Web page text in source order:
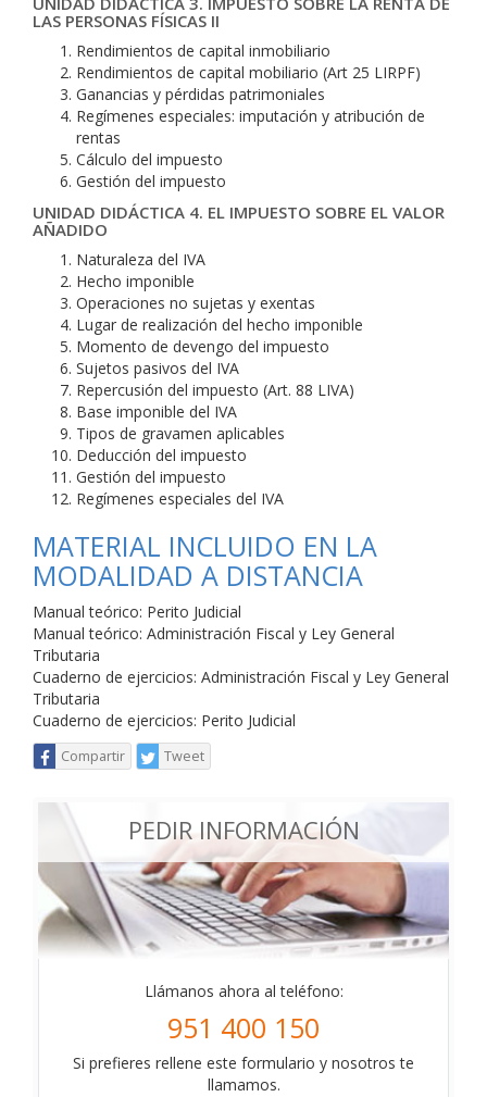
LAS PERSONAS FÍSICAS II
Rendimientos de capital inmobiliario
Rendimientos de capital mobiliario (Art 25 LIRPF)
Ganancias y pérdidas patrimoniales
Regímenes especiales: imputación y atribución de
rentas
Cálculo del impuesto
Gestión del impuesto
UNIDAD DIDÁCTICA 4. EL IMPUESTO SOBRE EL VALOR
AÑADIDO
Naturaleza del IVA
Hecho imponible
Operaciones no sujetas y exentas
Lugar de realización del hecho imponible
Momento de devengo del impuesto
Sujetos pasivos del IVA
Repercusión del impuesto (Art. 88 LIVA)
Base imponible del IVA
Tipos de gravamen aplicables
Deducción del impuesto
Gestión del impuesto
Regímenes especiales del IVA
MATERIAL INCLUIDO EN LA
MODALIDAD A DISTANCIA
Manual teórico: Perito Judicial
Manual teórico: Administración Fiscal y Ley General
Tributaria
Cuaderno de ejercicios: Administración Fiscal y Ley General
Tributaria
Cuaderno de ejercicios: Perito Judicial
Compartir Tweet
PEDIR INFORMACIÓN
Llámanos ahora al teléfono:
951 400 150
Si prefieres rellene este formulario y nosotros te
llamamos.